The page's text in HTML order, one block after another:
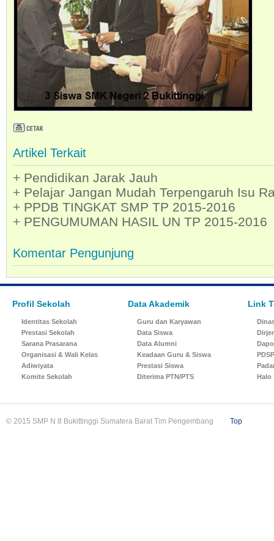
Artikel Terkait
+ Pendidikan Jarak Jauh
+ Pelajar Jangan Mudah Terpengaruh Isu
+ PPDB TINGKAT SMP TP 2015-2016
+ PENGUMUMAN HASIL UN TP 2015-2016
Komentar Pengunjung
Profil Sekolah
Identitas Sekolah
Prestasi Sekolah
Sarana Prasarana
Organisasi & Wali Kelas
Adiwiyata
Komite Sekolah
Data Akademik
Guru dan Karyawan
Data Siswa
Data Alumni
Keadaan Guru & Siswa
Prestasi Siswa
Diterima PTN/PTS
Link
Halo
© 2015 SMP N 8 Bukittinggi Sumatera Barat Tim Pengembang Top